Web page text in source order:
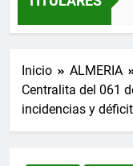
3 Semanas Atrás
Inicio
ALMERIA
Centralita del 061
incidencias y